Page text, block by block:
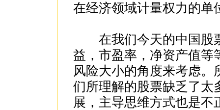
在经济领域计量权力的单
在我们今天的中国股
益，市盈率，净资产值等
风险大小的角度来考虑
们所理解的股票缺乏了太
展，主导思维方式也是